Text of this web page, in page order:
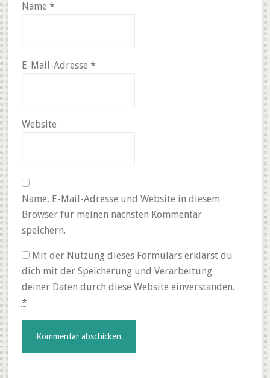
Name *
E-Mail-Adresse *
Website
Name, E-Mail-Adresse und Website in diesem
Browser für meinen nächsten Kommentar
speichern.
Mit der Nutzung dieses Formulars erklärst du
dich mit der Speicherung und Verarbeitung
deiner Daten durch diese Website einverstanden.
*